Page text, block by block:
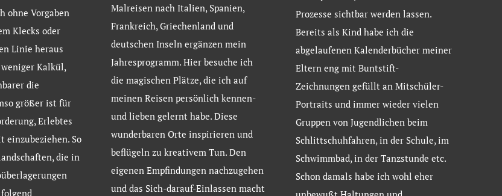
ohne Vorgaben
Klecks oder
Linie heraus
Kalkül,
die
größer ist für
Erlebtes
einzubeziehen. So
die in
Malreisen nach Italien, Spanien,
Frankreich, Griechenland und
deutschen Inseln ergänzen mein
Jahresprogramm. Hier besuche ich
die magischen Plätze, die ich auf
meinen Reisen persönlich kennen-
und lieben gelernt habe. Diese
wunderbaren Orte inspirieren und
beflügeln zu kreativem Tun. Den
eigenen Empfindungen nachzugehen
und das Sich-darauf-Einlassen macht
Prozesse sichtbar werden lassen.
Bereits als Kind habe ich die
abgelaufenen Kalenderbücher meiner
Eltern eng mit Buntstift-
Zeichnungen gefüllt an Mitschüler-
Portraits und immer wieder vielen
Gruppen von Jugendlichen beim
Schlittschuhfahren, in der Schule, im
Schwimmbad, in der Tanzstunde etc.
Schon damals habe ich wohl eher